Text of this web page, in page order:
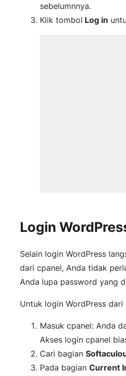
sebelumnnya.
Klik tombol Log in
Login
Selain login WordPress
dari cpanel, Anda tidak
Anda lupa password yang
Untuk login WordPress
Masuk cpanel: Anda
Akses login cpanel
Cari bagian
Pada bagian Current